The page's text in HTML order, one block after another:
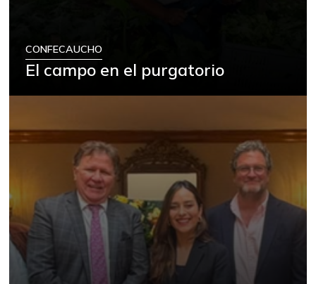
CONFECAUCHO
El campo en el purgatorio